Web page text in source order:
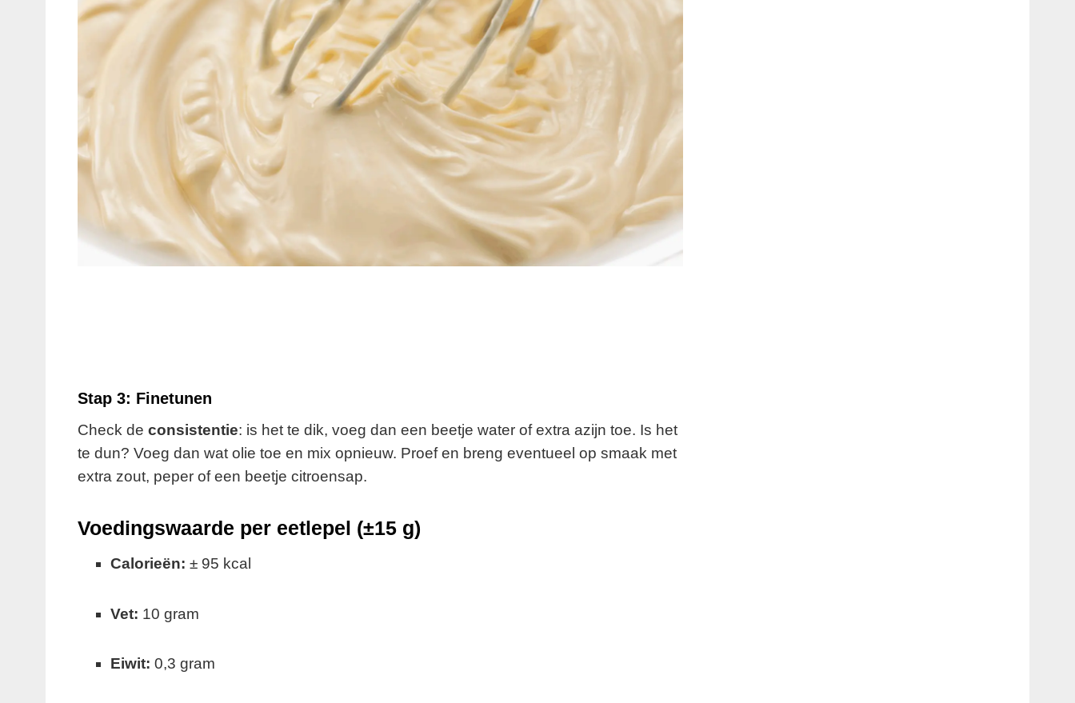
Stap 3: Finetunen
Check de consistentie: is het te dik, voeg dan een beetje water of extra azijn toe. Is het
te dun? Voeg dan wat olie toe en mix opnieuw. Proef en breng eventueel op smaak met
extra zout, peper of een beetje citroensap.
Voedingswaarde per eetlepel (±15 g)
Calorieën: ± 95 kcal
Vet: 10 gram
Eiwit: 0,3 gram